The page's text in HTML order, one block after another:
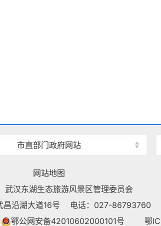
分展现了怡然东湖畔、行吟
人居署中国改善城市公共空间
区作为武汉市的生态旅游功
2025年，东湖风景区接待游
市直部门政府网站
网站地图
武汉东湖生态旅游风景区管理委员会
昌沿湖大道16号
电话：027-86793760
鄂公网安备42010602000101号 鄂